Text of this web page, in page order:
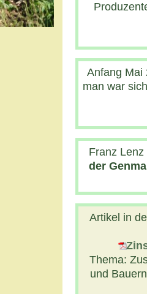
Anfang Mai
man war
Franz
der
Artikel in
Thema:
und